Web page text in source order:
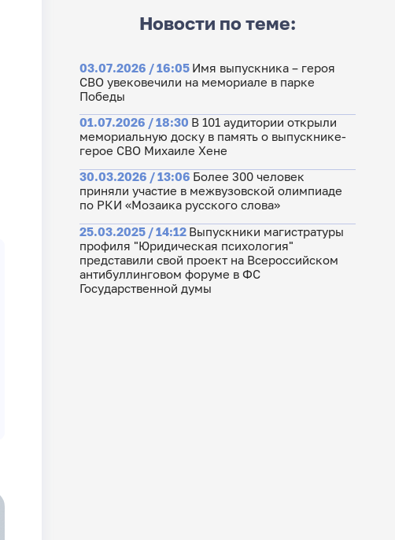
Новости по теме:
03.07.2026 / 16:05 Имя выпускника – героя
СВО увековечили на мемориале в парке
Победы
01.07.2026 / 18:30 В 101 аудитории открыли
мемориальную доску в память о выпускнике-
герое СВО Михаиле Хене
30.03.2026 / 13:06 Более 300 человек
приняли участие в межвузовской олимпиаде
по РКИ «Мозаика русского слова»
25.03.2025 / 14:12 Выпускники магистратуры
профиля "Юридическая психология"
представили свой проект на Всероссийском
антибуллинговом форуме в ФС
Государственной думы